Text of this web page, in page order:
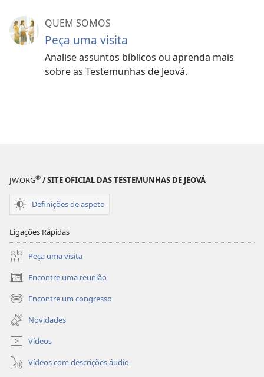
QUEM SOMOS
Peça uma visita
Analise assuntos bíblicos ou aprenda mais
sobre as Testemunhas de Jeová.
JW.ORG® / SITE OFICIAL DAS TESTEMUNHAS DE JEOVÁ
Definições de aspeto
Ligações Rápidas
Peça uma visita
Encontre uma reunião
(abre
uma
nova
janela)
Encontre um congresso
(abre
uma
nova
janela)
Novidades
Vídeos
Vídeos com descrições áudio